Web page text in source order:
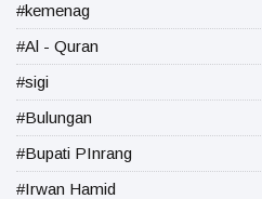
#kemenag
#Al - Quran
#sigi
#Bulungan
#Bupati PInrang
#Irwan Hamid